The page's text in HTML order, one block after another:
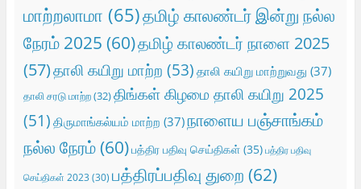
மாற்றலாமா (65)தமிழ் காலண்டர் இன்று நல்ல
நேரம் 2025 (60)தமிழ் காலண்டர் நாளை 2025
(57)தாலி கயிறு மாற்ற (53) தாலி கயிறு மாற்றுவது (37)
தாலி சரடு மாற்ற(32)திங்கள் கிழமை தாலி கயிறு 2025
(51) திருமாங்கல்யம் மாற்ற (37)நாளைய பஞ்சாங்கம்
நல்ல நேரம்(60)பத்திர பதிவு செய்திகள்(35) பத்திர பதிவு
செய்திகள் 2023 (30) பத்திரப்பதிவு துறை (62)